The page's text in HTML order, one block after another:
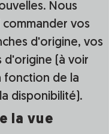
Nous
commander vos
d'origine, vos
d'origine (à voir
fonction de la
disponibilité).
la vue